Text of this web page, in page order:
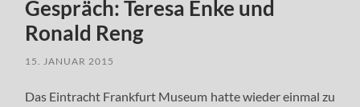
Gespräch: Teresa Enke und
Ronald Reng
15. JANUAR 2015
Das Eintracht Frankfurt Museum hatte wieder einmal zu